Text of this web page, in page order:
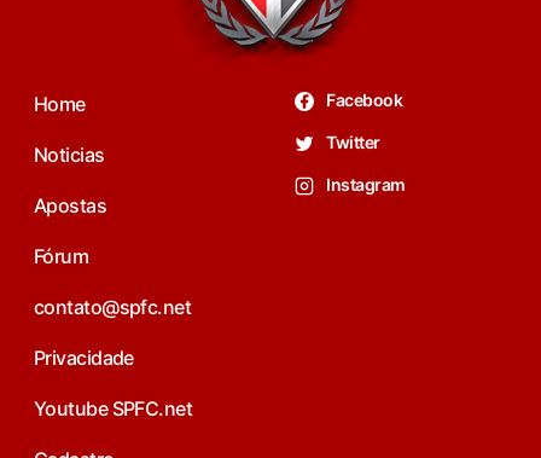
Home
Noticias
Apostas
Fórum
contato@spfc.net
Privacidade
Youtube SPFC.net
Facebook
Twitter
Instagram